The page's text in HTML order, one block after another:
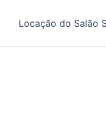
Locação do Salão